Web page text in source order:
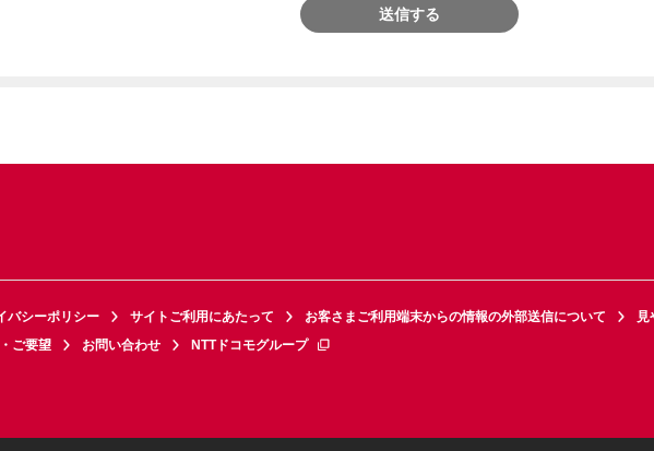
送信する
バシーポリシー サイトご利用にあたって お客さまご利用端末からの情報の外部送信について
見
ご要望 お問い合わせ NTTドコモグループ